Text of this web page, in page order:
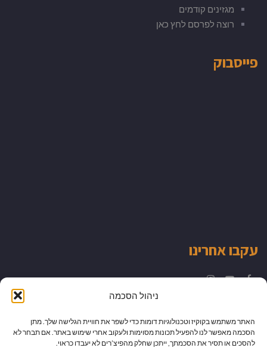
ניהול הסכמה
האתר משתמש בקוקיז וטכנולוגיות דומות כדי לשפר את חוויית הגלישה שלך. מתן
הסכמה מאפשר לנו להפעיל תכונות מסוימות ולעקוב אחרי שימוש באתר. אם תבחר לא
להסכים או תסיר את הסכמתך, ייתכן שחלק מהפיצ’רים לא יעבדו כראוי.
מגזינים קודמים
רוצה לפרסם לחץ כאן
פייסבוק
עקבו אחרינו